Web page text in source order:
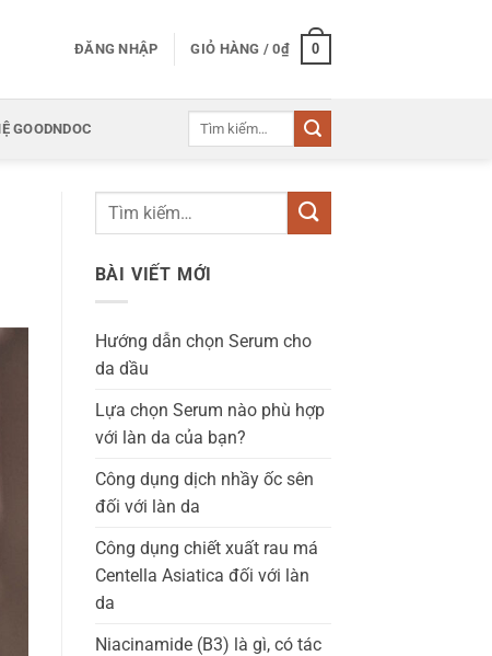
ĐĂNG NHẬP GIỎ HÀNG /0₫ 0
GOODNDOC
BÀI VIẾT MỚI
Hướng dẫn chọn Serum cho
da dầu
Lựa chọn Serum nào phù hợp
với làn da của bạn?
Công dụng dịch nhầy ốc sên
đối với làn da
Công dụng chiết xuất rau má
Centella Asiatica đối với làn
da
Niacinamide (B3) là gì, có tác